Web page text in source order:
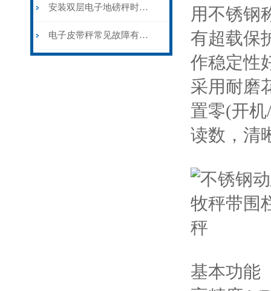
安装双层电子地磅秤时须留意的八个要点
电子皮带秤常见故障有哪些该如何处理？
用不锈钢
有超载保
作稳定性
采用耐磨
置零(开
读数，清
基本功能